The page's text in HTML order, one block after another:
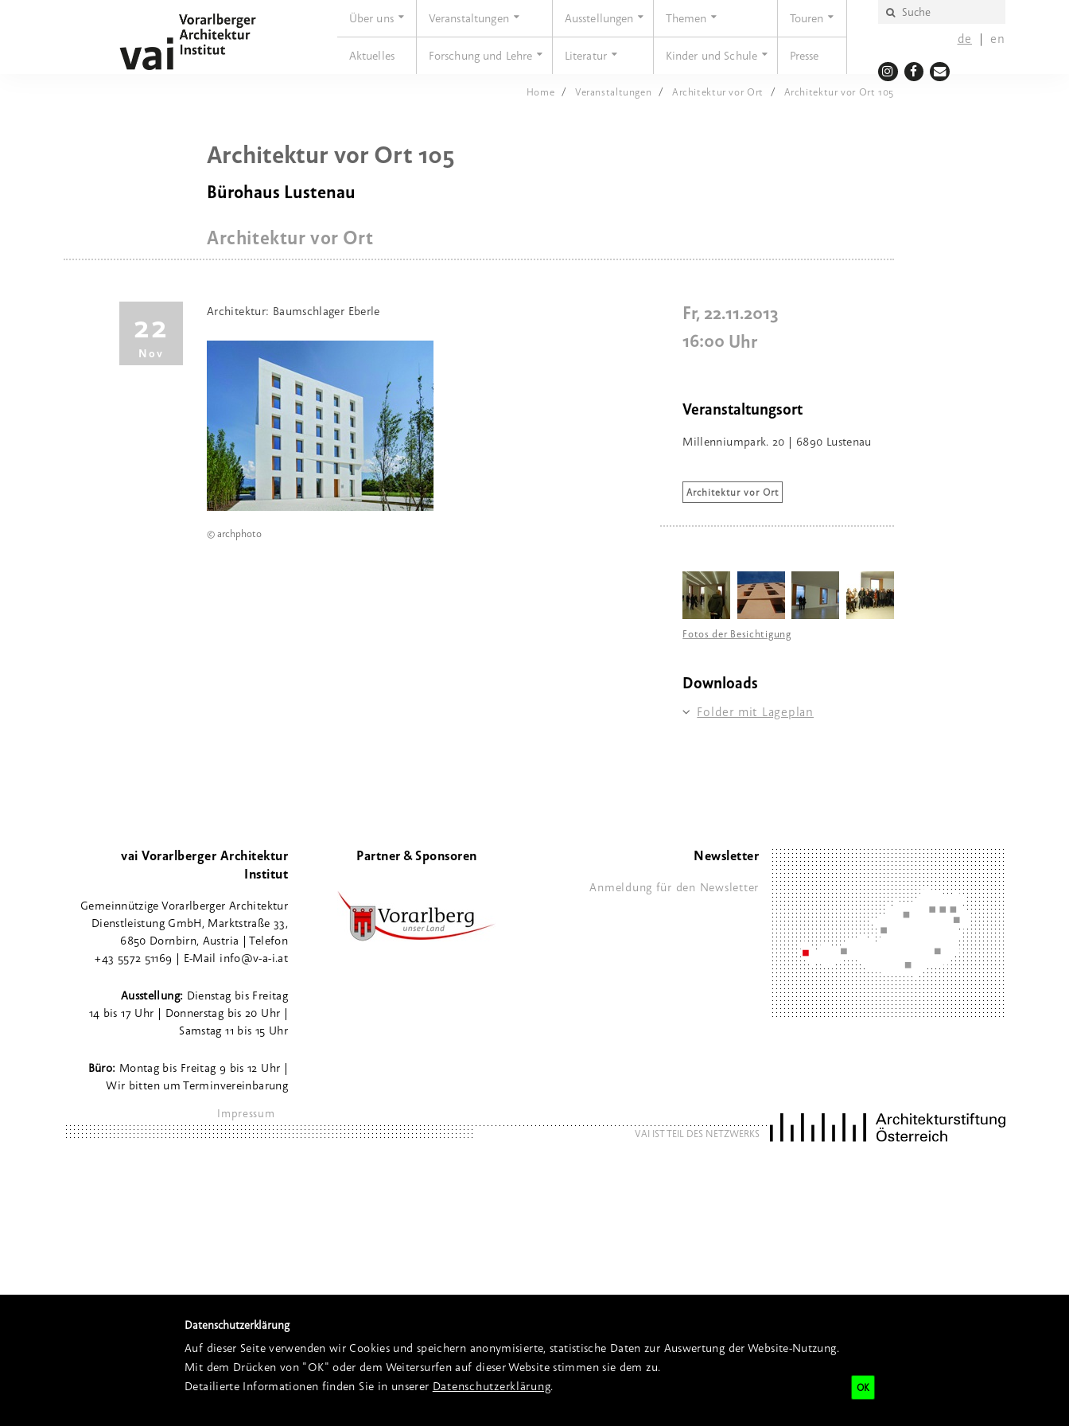
de en
Über uns Veranstaltungen Ausstellungen Themen Touren
Aktuelles Forschung und Lehre Literatur Kinder und Schule Presse
Home Veranstaltungen Architektur vor Ort Architektur vor Ort 105
Architektur vor Ort 105
Bürohaus Lustenau
Architektur vor Ort
22
Nov
Fr, 22.11.2013
16:00 Uhr
Veranstaltungsort
Millenniumpark. 20 | 6890 Lustenau
Architektur vor Ort
Architektur: Baumschlager Eberle
© archphoto
Fotos der Besichtigung
Downloads
Folder mit Lageplan
vai Vorarlberger Architektur
Institut
Gemeinnützige Vorarlberger Architektur
Dienstleistung GmbH, Marktstraße 33,
6850 Dornbirn, Austria | Telefon
+43 5572 51169 | E-Mail info@v-a-i.at
Ausstellung: Dienstag bis Freitag
14 bis 17 Uhr | Donnerstag bis 20 Uhr |
Samstag 11 bis 15 Uhr
Büro: Montag bis Freitag 9 bis 12 Uhr |
Wir bitten um Terminvereinbarung
Partner & Sponsoren Newsletter
Anmeldung für den Newsletter
Impressum
VAI IST TEIL DES NETZWERKS
Datenschutzerklärung
Auf dieser Seite verwenden wir Cookies und speichern anonymisierte, statistische Daten zur Auswertung der Website-Nutzung.
Mit dem Drücken von "OK" oder dem Weitersurfen auf dieser Website stimmen sie dem zu.
Detailierte Informationen finden Sie in unserer Datenschutzerklärung. OK